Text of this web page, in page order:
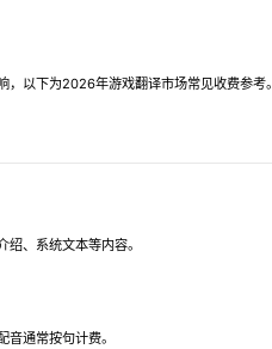
以下为2026年游戏翻译市场常见收费参考。
、系统文本等内容。
通常按句计费。